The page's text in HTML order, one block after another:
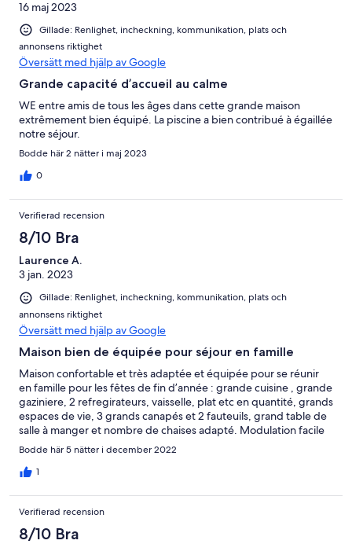
16 maj 2023
Gillade: Renlighet, incheckning, kommunikation, plats och
annonsens riktighet
Översätt med hjälp av Google
Grande capacité d’accueil au calme
WE entre amis de tous les âges dans cette grande maison
extrêmement bien équipé. La piscine a bien contribué à égaillée
notre séjour.
Bodde här 2 nätter i maj 2023
0
Verifierad recension
8/10 Bra
Laurence A.
3 jan. 2023
Gillade: Renlighet, incheckning, kommunikation, plats och
annonsens riktighet
Översätt med hjälp av Google
Maison bien de équipée pour séjour en famille
Maison confortable et très adaptée et équipée pour se réunir
en famille pour les fêtes de fin d’année : grande cuisine , grande
gaziniere, 2 refregirateurs, vaisselle, plat etc en quantité, grands
espaces de vie, 3 grands canapés et 2 fauteuils, grand table de
salle à manger et nombre de chaises adapté. Modulation facile
des chambres grâce à leur équipement majoritaire en lit une
nombreux. A noter : 1 des 2 escaliers est très étroit et le
ajouter .
Bodde här 5 nätter i december 2022
1
Verifierad recension
8/10 Bra